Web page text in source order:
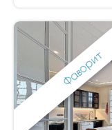
Фаворит